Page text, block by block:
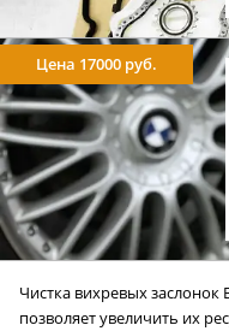
Цена 17000 руб.
Чистка вихревых заслонок
позволяет увеличить их